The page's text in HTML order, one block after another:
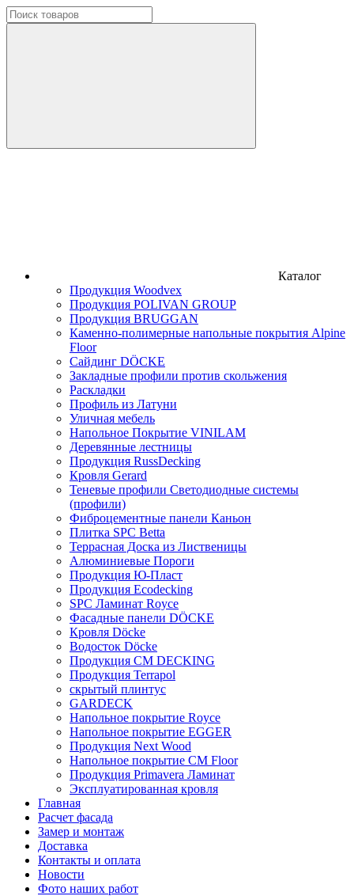
Каталог
Продукция Woodvex
Продукция POLIVAN GROUP
Продукция BRUGGAN
Каменно-полимерные напольные покрытия Alpine
Floor
Сайдинг DÖCKE
Закладные профили против скольжения
Раскладки
Профиль из Латуни
Уличная мебель
Напольное Покрытие VINILAM
Деревянные лестницы
Продукция RussDecking
Кровля Gerard
Теневые профили Светодиодные системы
(профили)
Фиброцементные панели Каньон
Плитка SPC Betta
Террасная Доска из Лиственицы
Алюминиевые Пороги
Продукция Ю-Пласт
Продукция Ecodecking
SPC Ламинат Royce
Фасадные панели DÖCKE
Кровля Döcke
Водосток Döcke
Продукция CM DECKING
Продукция Terrapol
скрытый плинтус
GARDECK
Напольное покрытие Royce
Напольное покрытие EGGER
Продукция Next Wood
Напольное покрытие CM Floor
Продукция Primavera Ламинат
Эксплуатированная кровля
Главная
Расчет фасада
Замер и монтаж
Доставка
Контакты и оплата
Новости
Фото наших работ